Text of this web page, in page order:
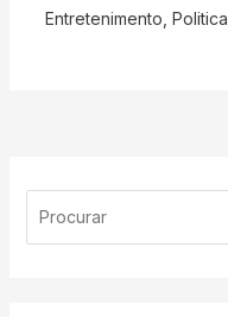
Entretenimento Politica